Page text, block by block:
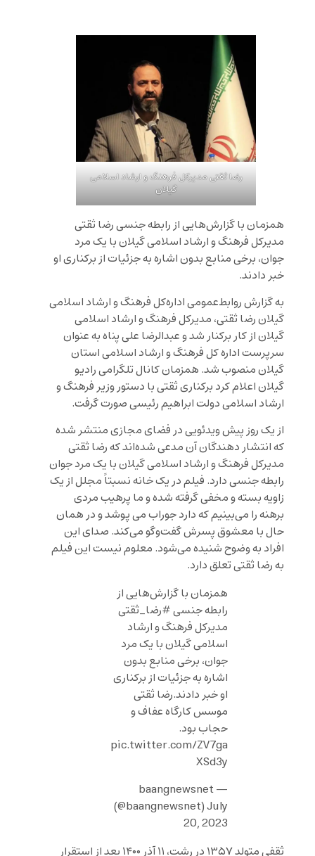
رضا ثقتی مدیرکل فرهنگ و ارشاد اسلامی
گیلان
همزمان با گزارش‌هایی از رابطه جنسی رضا ثقتی
مدیرکل فرهنگ و ارشاد اسلامی گیلان با یک مرد
جوان، برخی منابع بدون اشاره به جزئیات از برکناری او
خبر دادند.
به گزارش روابط‌عمومی اداره‌کل فرهنگ و ارشاد اسلامی
گیلان رضا ثقتی، مدیرکل فرهنگ و ارشاد اسلامی
گیلان از کار برکنار شد و عبدالرضا علی پناه به عنوان
سرپرست اداره کل فرهنگ و ارشاد اسلامی استان
گیلان منصوب شد. همزمان کانال تلگرامی رادیو
گیلان اعلام کرد برکناری ثقتی با دستور وزیر فرهنگ و
ارشاد اسلامی دولت ابراهیم رئیسی صورت گرفت.
از یک روز پیش ویدئویی در فضای مجازی منتشر شده
که انتشار دهندگان آن مدعی شده‌اند که رضا ثقتی
مدیرکل فرهنگ و ارشاد اسلامی گیلان با یک مرد جوان
رابطه جنسی دارد. فیلم در یک خانه نسبتاً مجلل از یک
زاویه بسته و مخفی گرفته شده و ما پرهیب مردی
برهنه را می‌بینیم که دارد جوراب می پوشد و در همان
حال با معشوق پسرش گفت‌وگو می‌کند. صدای این
افراد به وضوح شنیده می‌شود. معلوم نیست این فیلم
به رضا ثقتی تعلق دارد.
همزمان با گزارش‌هایی از
رابطه جنسی#رضا_ثقتی
مدیرکل فرهنگ و ارشاد
اسلامی گیلان با یک مرد
جوان، برخی منابع بدون
اشاره به جزئیات از برکناری
او خبر دادند.رضا ثقتی
موسس کارگاه عفاف و
حجاب بود.
pic.twitter.com/ZV7ga
XSd3y
— baangnewsnet
(@baangnewsnet)July
20, 2023
ثقفی متولد ۱۳۵۷ در رشت، ۱۱ آذر ۱۴۰۰ بعد از استقرار